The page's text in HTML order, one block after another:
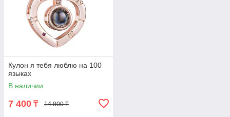
Кулон я тебя люблю на 100
языках
В наличии
7 400 ₸ 14 800 ₸